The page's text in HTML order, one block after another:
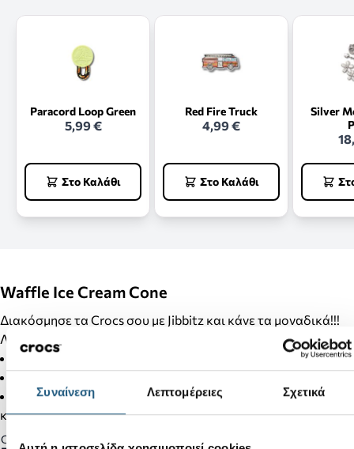
Συναίνεση Λεπτομέρειες Σχετικά
Paracord Loop Green
5,99 €
Στο Καλάθι
Red Fire Truck
4,99 €
Στο Καλάθι
Silver
Waffle Ice Cream Cone
Διακόσμησε τα Crocs σου με Jibbitz και κάνε τα μοναδικά!!!
Λεπτομέρειες Προϊόντος:
Δεν είναι παιχνίδι.
Στα προϊόντα της κατηγορίας Jibbitz δεν γίνονται αλλαγές
και επιστροφές.
Gender: